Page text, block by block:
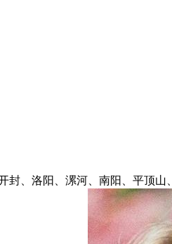
、洛阳、漯河、南阳、平顶山